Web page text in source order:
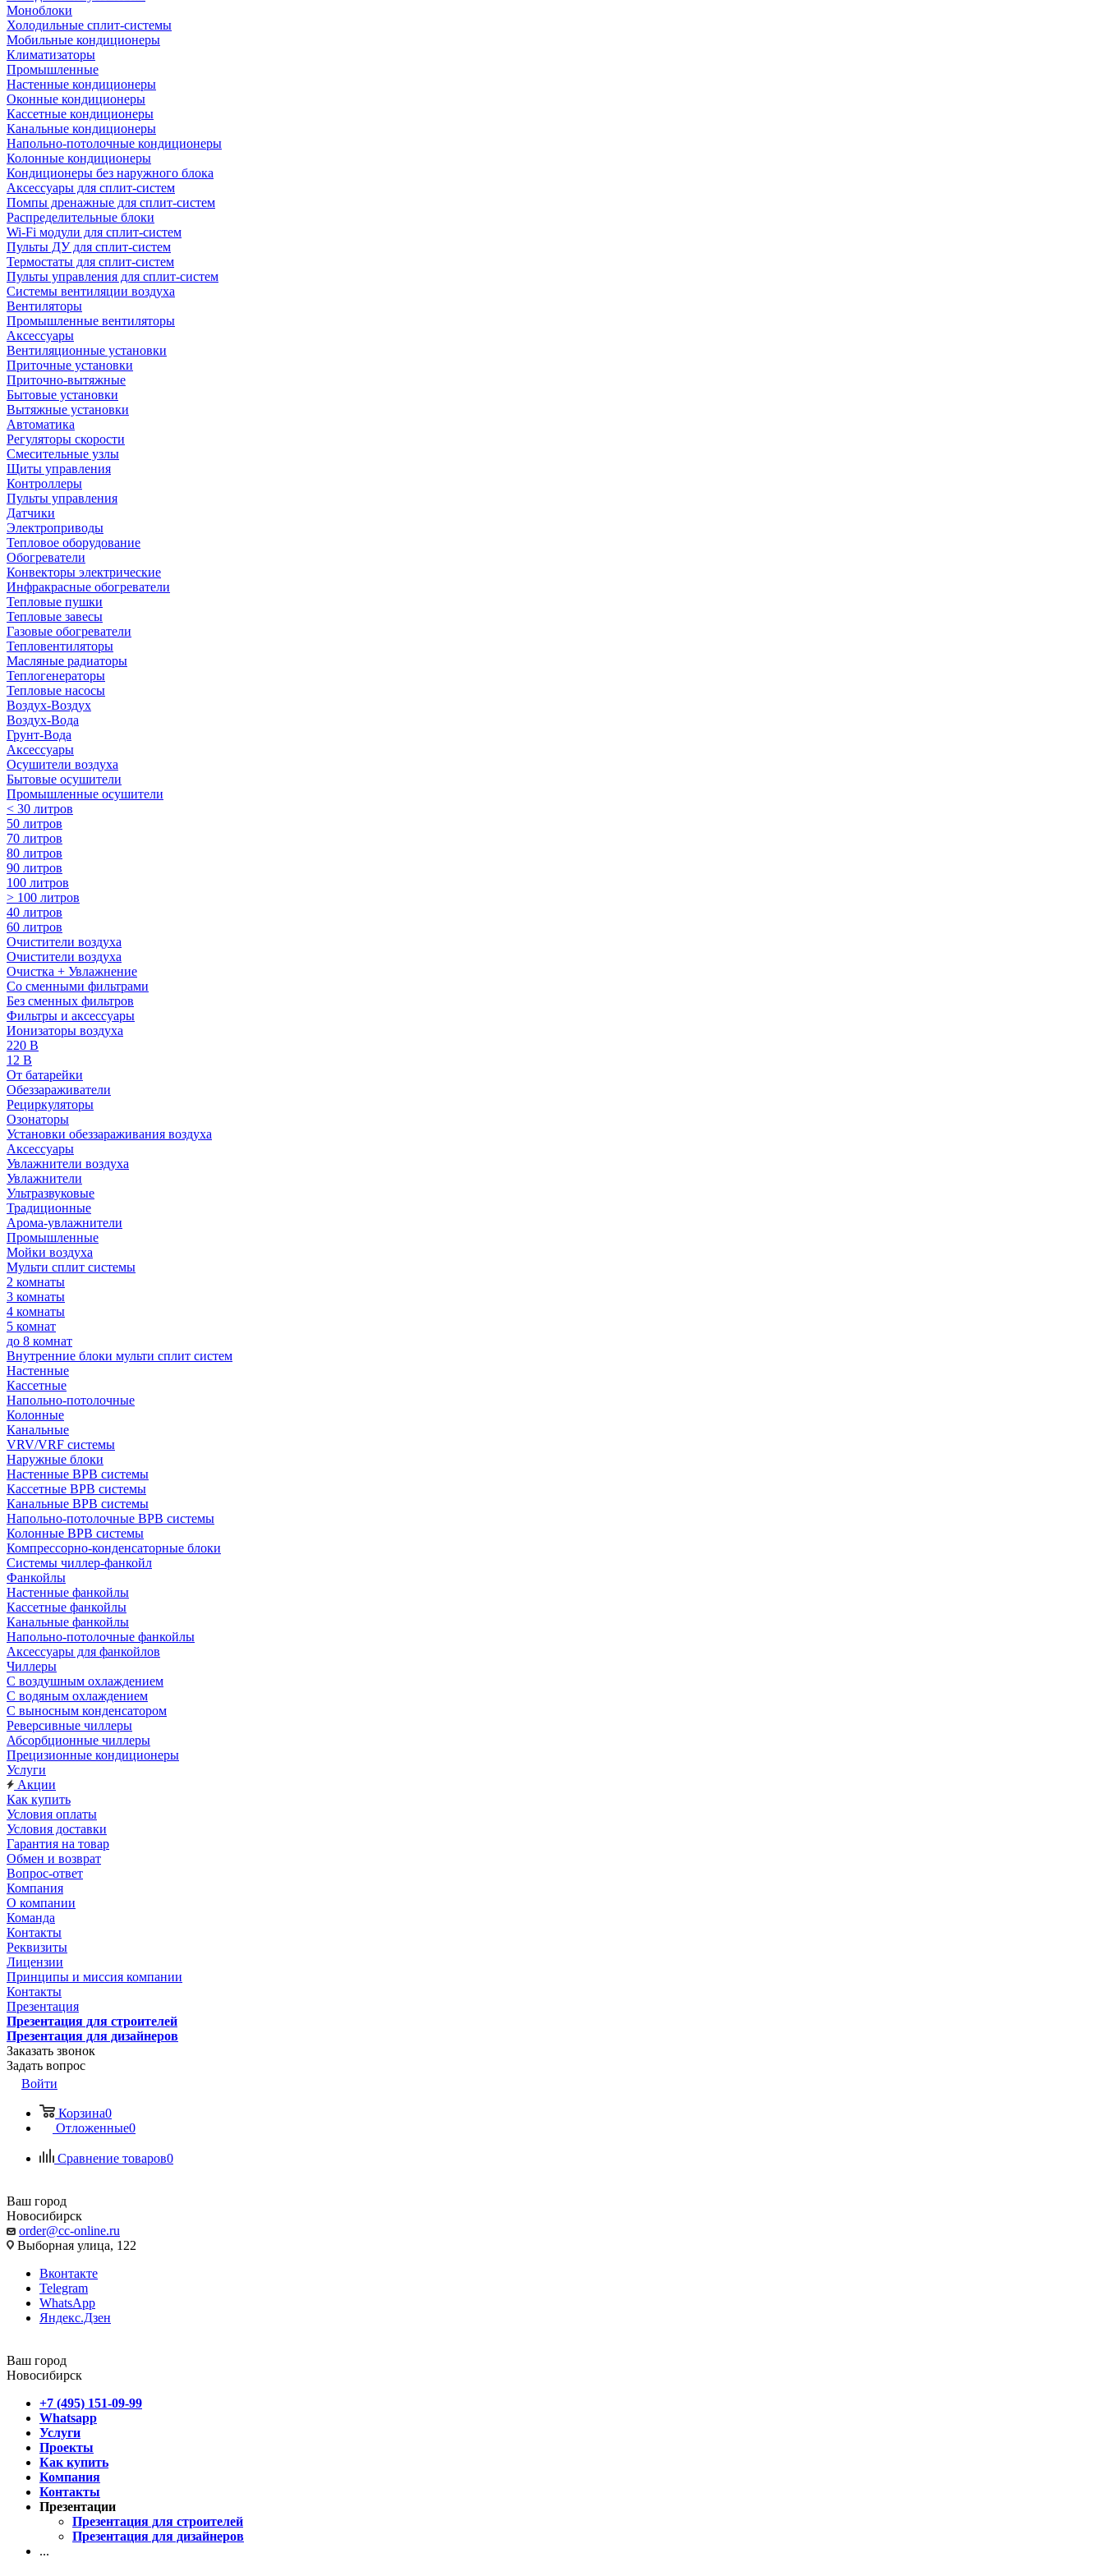
Моноблоки
Холодильные сплит-системы
Мобильные кондиционеры
Климатизаторы
Промышленные
Настенные кондиционеры
Оконные кондиционеры
Кассетные кондиционеры
Канальные кондиционеры
Напольно-потолочные кондиционеры
Колонные кондиционеры
Кондиционеры без наружного блока
Аксессуары для сплит-систем
Помпы дренажные для сплит-систем
Распределительные блоки
Wi-Fi модули для сплит-систем
Пульты ДУ для сплит-систем
Термостаты для сплит-систем
Пульты управления для сплит-систем
Системы вентиляции воздуха
Вентиляторы
Промышленные вентиляторы
Аксессуары
Вентиляционные установки
Приточные установки
Приточно-вытяжные
Бытовые установки
Вытяжные установки
Автоматика
Регуляторы скорости
Смесительные узлы
Щиты управления
Контроллеры
Пульты управления
Датчики
Электроприводы
Тепловое оборудование
Обогреватели
Конвекторы электрические
Инфракрасные обогреватели
Тепловые пушки
Тепловые завесы
Газовые обогреватели
Тепловентиляторы
Масляные радиаторы
Теплогенераторы
Тепловые насосы
Воздух-Воздух
Воздух-Вода
Грунт-Вода
Аксессуары
Осушители воздуха
Бытовые осушители
Промышленные осушители
< 30 литров
50 литров
70 литров
80 литров
90 литров
100 литров
> 100 литров
40 литров
60 литров
Очистители воздуха
Очистители воздуха
Очистка + Увлажнение
Cо сменными фильтрами
Без сменных фильтров
Фильтры и аксессуары
Ионизаторы воздуха
220 В
12 В
От батарейки
Обеззараживатели
Рециркуляторы
Озонаторы
Установки обеззараживания воздуха
Аксессуары
Увлажнители воздуха
Увлажнители
Ультразвуковые
Традиционные
Арома-увлажнители
Промышленные
Мойки воздуха
Мульти сплит системы
2 комнаты
3 комнаты
4 комнаты
5 комнат
до 8 комнат
Внутренние блоки мульти сплит систем
Настенные
Кассетные
Напольно-потолочные
Колонные
Канальные
VRV/VRF системы
Наружные блоки
Настенные ВРВ системы
Кассетные ВРВ системы
Канальные ВРВ системы
Напольно-потолочные ВРВ системы
Колонные ВРВ системы
Компрессорно-конденсаторные блоки
Системы чиллер-фанкойл
Фанкойлы
Настенные фанкойлы
Кассетные фанкойлы
Канальные фанкойлы
Напольно-потолочные фанкойлы
Аксессуары для фанкойлов
Чиллеры
С воздушным охлаждением
С водяным охлаждением
С выносным конденсатором
Реверсивные чиллеры
Абсорбционные чиллеры
Прецизионные кондиционеры
Услуги
Акции
Как купить
Условия оплаты
Условия доставки
Гарантия на товар
Обмен и возврат
Вопрос-ответ
Компания
О компании
Команда
Контакты
Реквизиты
Лицензии
Принципы и миссия компании
Контакты
Презентация
Презентация для строителей
Презентация для дизайнеров
Заказать звонок
Задать вопрос
Войти
Корзина0
Отложенные0
Сравнение товаров0
Ваш город
Новосибирск
order@cc-online.ru
Выборная улица, 122
Вконтакте
Telegram
WhatsApp
Яндекс.Дзен
Ваш город
Новосибирск
+7 (495) 151-09-99
Whatsapp
Услуги
Проекты
Как купить
Компания
Контакты
Презентации
Презентация для строителей
Презентация для дизайнеров
...